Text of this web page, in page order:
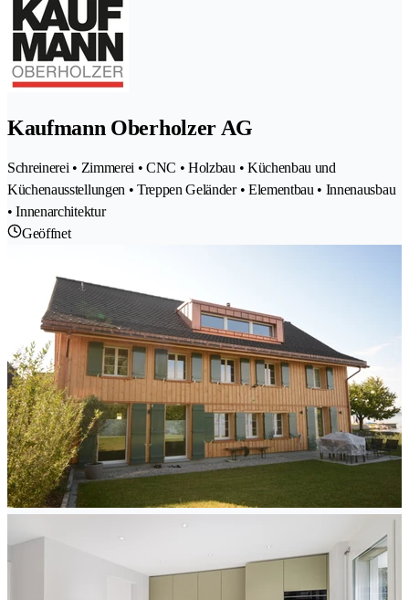
Kaufmann Oberholzer AG
Schreinerei • Zimmerei • CNC • Holzbau • Küchenbau und
Küchenausstellungen • Treppen Geländer • Elementbau • Innenausbau
• Innenarchitektur
Geöffnet